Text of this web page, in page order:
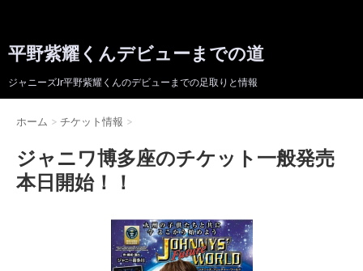
平野紫耀くんデビューまでの道
ジャニーズJr平野紫耀くんのデビューまでの足取りと情報
ホーム > チケット情報 >
ジャニワ博多座のチケット一般発売
本日開始！！